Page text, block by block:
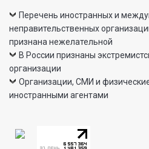
Перечень иностранных и
неправительственных
признана нежелательной
В России признаны
организации
Организации, СМИ и
иностранными агентами